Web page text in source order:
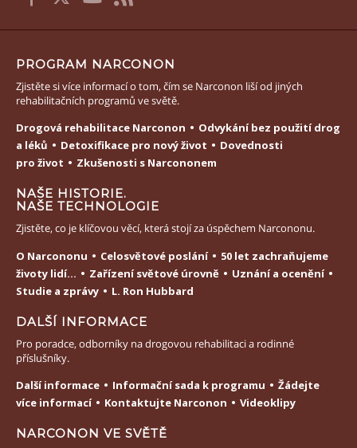
PROGRAM NARCONON
Zjistěte si více informací o tom, čím se Narconon liší od jiných
rehabilitačních programů ve světě.
Drogová rehabilitace Narconon
Odvykání bez použití drog
a léků
Detoxifikace pro nový život
Dovednosti
pro život
Zkušenosti s Narcononem
NAŠE HISTORIE.
NAŠE TECHNOLOGIE
Zjistěte, co je klíčovou věcí, která stojí za úspěchem Narcononu.
O Narcononu
Celosvětové poslání
50 let zachraňujeme
životy lidí...
Zařízení světové úrovně
Uznání a ocenění
Studie a zprávy
L. Ron Hubbard
DALŠÍ INFORMACE
Pro poradce, odborníky na drogovou rehabilitaci a rodinné
příslušníky.
Další informace
Informační sada k programu
Žádejte
více informací
Kontaktujte Narconon Videoklipy
NARCONON VE SVĚTĚ